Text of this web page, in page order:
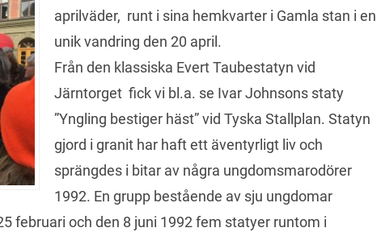
aprilväder, runt i sina hemkvarter i Gamla stan i en
unik vandring den 20 april.
Från den klassiska Evert Taubestatyn vid
Järntorget fick vi bl.a. se Ivar Johnsons staty
”Yngling bestiger häst” vid Tyska Stallplan. Statyn
gjord i granit har haft ett äventyrligt liv och
sprängdes i bitar av några ungdomsmarodörer
1992. En grupp bestående av sju ungdomar
februari och den 8 juni 1992 fem statyer runtom i